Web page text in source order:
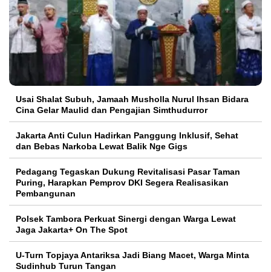
Usai Shalat Subuh, Jamaah Musholla Nurul Ihsan Bidara
Cina Gelar Maulid dan Pengajian Simthudurror
Jakarta Anti Culun Hadirkan Panggung Inklusif, Sehat
dan Bebas Narkoba Lewat Balik Nge Gigs
Pedagang Tegaskan Dukung Revitalisasi Pasar Taman
Puring, Harapkan Pemprov DKI Segera Realisasikan
Pembangunan
Polsek Tambora Perkuat Sinergi dengan Warga Lewat
Jaga Jakarta+ On The Spot
U-Turn Topjaya Antariksa Jadi Biang Macet, Warga Minta
Sudinhub Turun Tangan